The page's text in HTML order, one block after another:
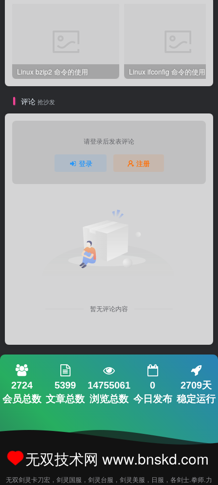
Linux bzip2 命令的使用 Linux ifconfig 命令的使用
评论 抢沙发
请登录后发表评论
登录 注册
暂无评论内容
2724
会员总数
5399
文章总数
14755061
浏览总数
0
今日发布
2709天
稳定运行
无双技术网 www.bnskd.com
无双剑灵卡刀宏，剑灵国服，剑灵台服，剑灵美服，日服，各剑士.拳师.力